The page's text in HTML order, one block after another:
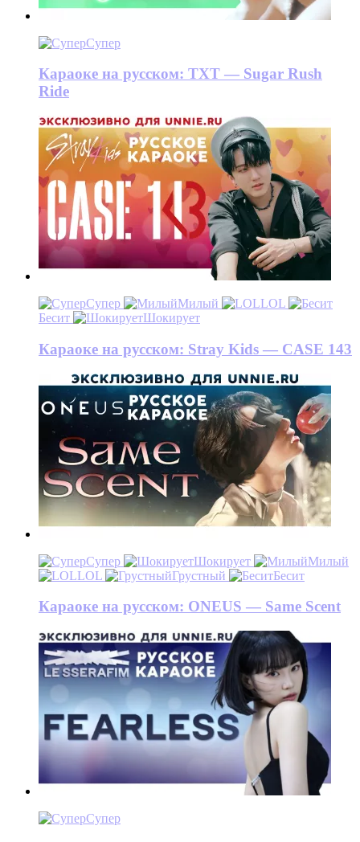
Супер
Караоке на русском: TXT — Sugar Rush
Ride
Супер Милый
LOL
Бесит
Шокирует
Караоке на русском: Stray Kids — CASE 143
Супер Шокирует
Милый
LOL
Грустный Бесит
Караоке на русском: ONEUS — Same Scent
Супер